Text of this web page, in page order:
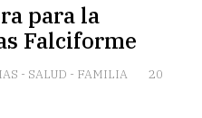
para la
Falciforme
- SALUD - FAMILIA
20